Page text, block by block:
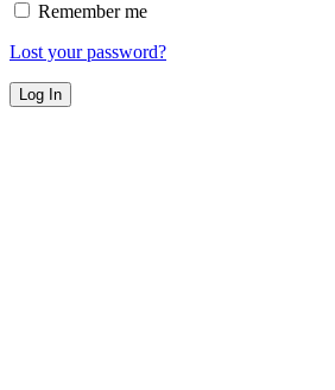
Remember me
Lost your password?